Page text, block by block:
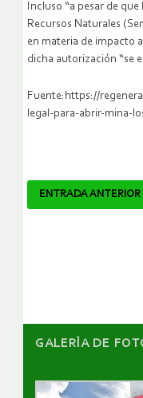
Incluso “a pesar de
Recursos Naturales
en materia de impacto
dicha autorización “se
Fuente:https://
legal-para-abrir-mina-
Navegador
ENTRADA ANTERIOR
GALERÌA DE